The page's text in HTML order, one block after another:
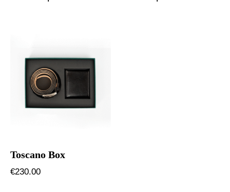
Italiano
Toscano Box
€230.00